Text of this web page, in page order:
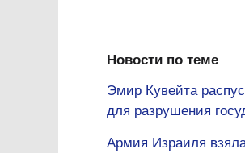
Новости по теме
Эмир Кувейта
для разрушения
Армия Израиля